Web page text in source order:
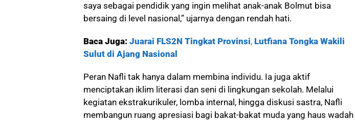
saya sebagai pendidik yang ingin melihat anak-anak Bolmut bisa
bersaing di level nasional,” ujarnya dengan rendah hati.
Baca Juga: Juarai FLS2N Tingkat Provinsi, Lutfiana Tongka Wakili
Sulut di Ajang Nasional
Peran Nafli tak hanya dalam membina individu. Ia juga aktif
menciptakan iklim literasi dan seni di lingkungan sekolah. Melalui
kegiatan ekstrakurikuler, lomba internal, hingga diskusi sastra, Nafli
membangun ruang apresiasi bagi bakat-bakat muda yang haus wadah